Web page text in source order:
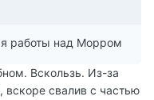
работы над Морром
Вскользь. Из-за
вскоре свалив с частью